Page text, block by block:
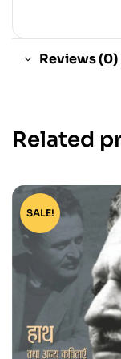
Reviews (0)
Related
SALE!